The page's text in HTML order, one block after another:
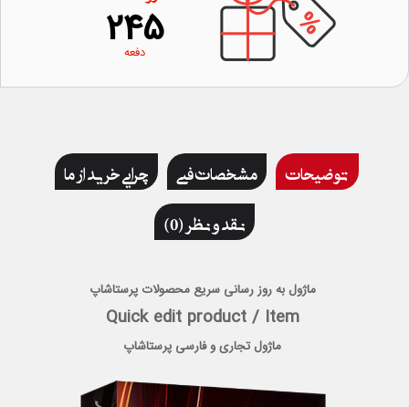
245
دفعه
توضیحات مشخصات فنی
چرایی خرید از ما
نقد و نظر (0)
ماژول به روز رسانی سریع محصولات پرستاشاپ
Quick edit product / Item
ماژول تجاری و فارسی پرستاشاپ